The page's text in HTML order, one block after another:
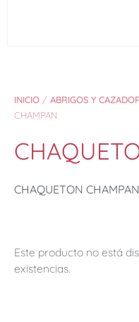
INICIO / ABRIGOS Y
CHAMPAN
CHAQUETON CHAMPAN
Este producto no está
existencias.